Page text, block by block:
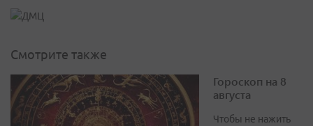
Смотрите также
Гороскоп на 8
августа
Чтобы не нажить